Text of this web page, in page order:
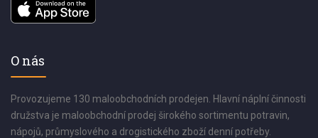
O nás
Provozujeme 130 maloobchodních prodejen. Hlavní náplní činnosti
družstva je maloobchodní prodej širokého sortimentu potravin,
nápojů, průmyslového a drogistického zboží denní potřeby.